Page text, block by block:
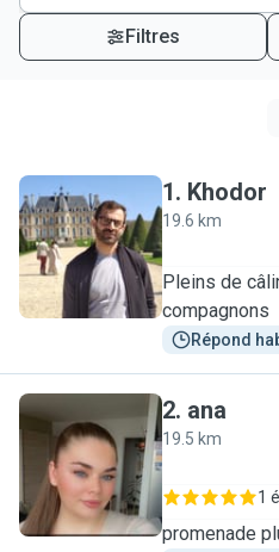
Filtres
K
1. Khodor
19.6 km
Pleins de
compagnons
Répond
A
2. ana
19.5 km
1
promenade